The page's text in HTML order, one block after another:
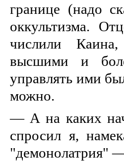
границе (надо
оккультизма.
числили
высшими и
управлять ими
можно.
— А на каких
спросил я,
"демонолатрия"